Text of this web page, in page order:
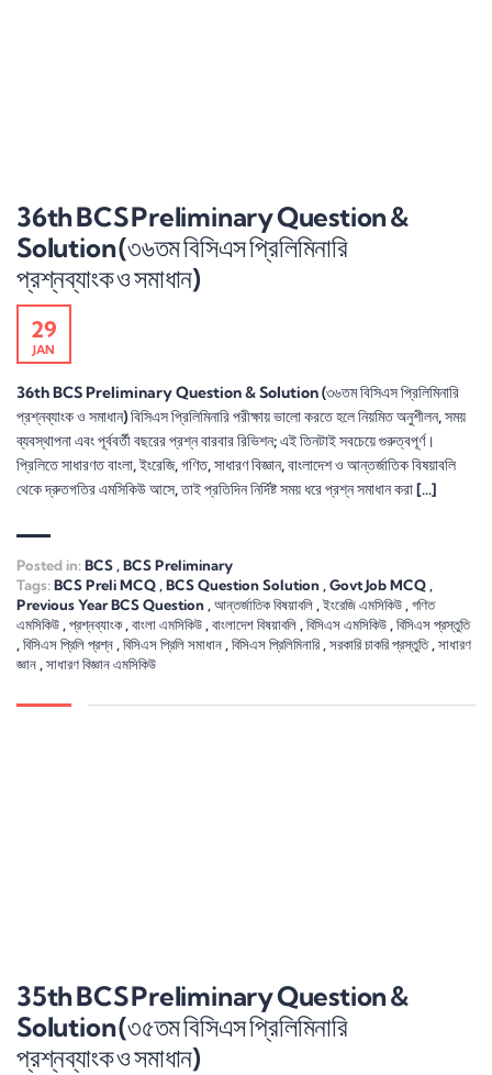
36th BCS Preliminary Question &
Solution (৩৬তম বিসিএস প্রিলিমিনারি
প্রশ্নব্যাংক ও সমাধান)
29
JAN
36th BCS Preliminary Question & Solution (৩৬তম বিসিএস প্রিলিমিনারি
প্রশ্নব্যাংক ও সমাধান) বিসিএস প্রিলিমিনারি পরীক্ষায় ভালো করতে হলে নিয়মিত অনুশীলন, সময়
ব্যবস্থাপনা এবং পূর্ববর্তী বছরের প্রশ্ন বারবার রিভিশন; এই তিনটাই সবচেয়ে গুরুত্বপূর্ণ।
প্রিলিতে সাধারণত বাংলা, ইংরেজি, গণিত, সাধারণ বিজ্ঞান, বাংলাদেশ ও আন্তর্জাতিক বিষয়াবলি
থেকে দ্রুতগতির এমসিকিউ আসে, তাই প্রতিদিন নির্দিষ্ট সময় ধরে প্রশ্ন সমাধান করা […]
Posted in:BCS , BCS Preliminary
Tags:BCS Preli MCQ , BCS Question Solution , Govt Job MCQ ,
Previous Year BCS Question , আন্তর্জাতিক বিষয়াবলি , ইংরেজি এমসিকিউ , গণিত
এমসিকিউ , প্রশ্নব্যাংক, বাংলা এমসিকিউ , বাংলাদেশ বিষয়াবলি , বিসিএস এমসিকিউ , বিসিএস প্রস্তুতি
, বিসিএস প্রিলি প্রশ্ন , বিসিএস প্রিলি সমাধান , বিসিএস প্রিলিমিনারি , সরকারি চাকরি প্রস্তুতি, সাধারণ
জ্ঞান , সাধারণ বিজ্ঞান এমসিকিউ
35th BCS Preliminary Question &
Solution (৩৫তম বিসিএস প্রিলিমিনারি
প্রশ্নব্যাংক ও সমাধান)